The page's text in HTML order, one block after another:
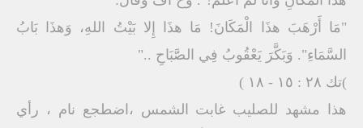
"مَا أَرْهَبَ هذَا الْمَكَانَ! مَا هذَا إِلا بَيْتُ اللهِ، وَهذَا بَابُ
السَّمَاءِ". وَبَكَّرَ يَعْقُوبُ فِي الصَّبَاحِ .."
)تك ٢٨ : ١٥ - ١٨ )
هذا مشهد للصليب غابت الشمس ،اضطجع نام ، رأي